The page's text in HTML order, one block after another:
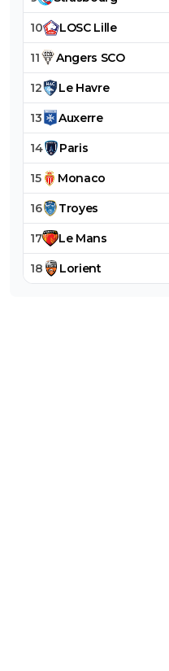
10 LOSC Lille
11 Angers SCO
12 Le Havre
13 Auxerre
14 Paris
15 Monaco
16 Troyes
17 Le Mans
18 Lorient